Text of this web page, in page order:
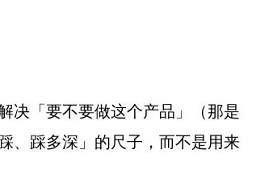
决「要不要做这个产品」（那是
、踩多深」的尺子，而不是用来